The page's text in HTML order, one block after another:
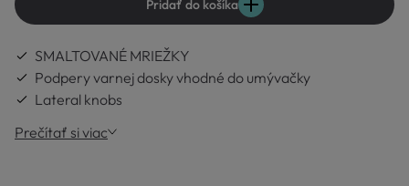
Pridať do košíka
SMALTOVANÉ MRIEŽKY
Podpery varnej dosky vhodné do umývačky
Lateral knobs
Prečítať si viac